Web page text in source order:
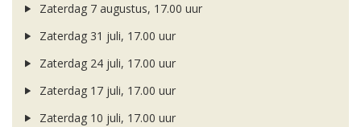
Zaterdag 7 augustus, 17.00 uur
Zaterdag 31 juli, 17.00 uur
Zaterdag 24 juli, 17.00 uur
Zaterdag 17 juli, 17.00 uur
Zaterdag 10 juli, 17.00 uur